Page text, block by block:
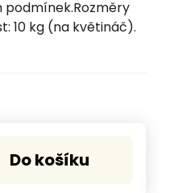
podmínek.Rozměry
10 kg (na květináč).
Do košíku